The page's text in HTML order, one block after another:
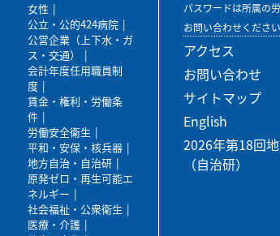
女性
公立・公的424病院
公営企業（上下水・ガ
ス・交通）
会計年度任用職員制
度
賃金・権利・労働条
件
労働安全衛生
平和・安保・核兵器
地方自治・自治研
原発ゼロ・再生可能エ
ネルギー
社会福祉・公衆衛生
医療・介護
パスワードは所属の
お問い合わせください
アクセス
お問い合わせ
サイトマップ
English
2026年第18回
（自治研）